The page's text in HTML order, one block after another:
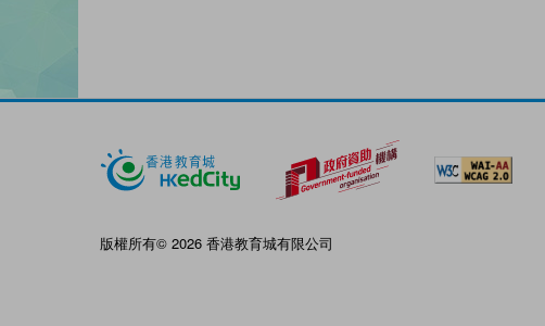
版權所有© 2026 香港教育城有限公司